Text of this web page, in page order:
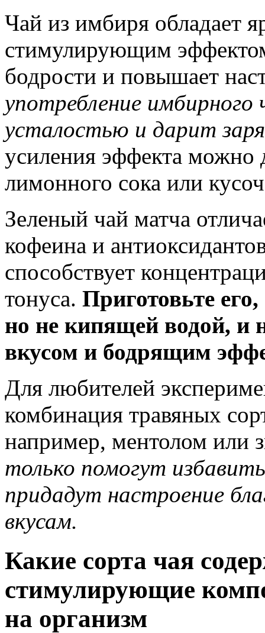
Чай из имбиря обладает
стимулирующим
бодрости и повышает
употребление
усталостью и дарит
усиления эффекта можно
лимонного сока или
Зеленый чай матча
кофеина и
способствует
тонуса. Приготовьте
но не кипящей водой, и
вкусом и бодрящим
Для любителей
комбинация травяных
например, ментолом или
только помогут
придадут настроение
вкусам.
Какие сорта чая
стимулирующие
на организм